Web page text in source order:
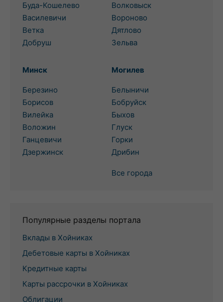
Буда-Кошелево
Василевичи
Ветка
Добруш
Волковыск
Вороново
Дятлово
Зельва
Минск
Березино
Борисов
Вилейка
Воложин
Ганцевичи
Дзержинск
Могилев
Белыничи
Бобруйск
Быхов
Глуск
Горки
Дрибин
Все города
Популярные разделы портала
Вклады в Хойниках
Дебетовые карты в Хойниках
Кредитные карты
Карты рассрочки в Хойниках
Облигации